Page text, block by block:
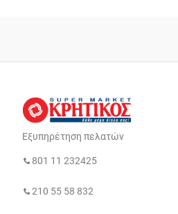
Εξυπηρέτηση πελατών
801 11 232425
210 55 58 832